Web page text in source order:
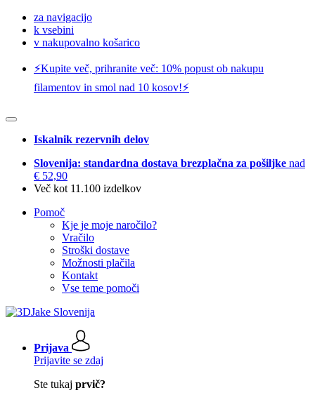
za navigacijo
k vsebini
v nakupovalno košarico
⚡️Kupite več, prihranite več: 10% popust ob nakupu
filamentov in smol nad 10 kosov!⚡️
Iskalnik rezervnih delov
Slovenija: standardna dostava brezplačna za pošiljke nad
€ 52,90
Več kot 11.100 izdelkov
Pomoč
Kje je moje naročilo?
Vračilo
Stroški dostave
Možnosti plačila
Kontakt
Vse teme pomoči
Prijava
Prijavite se zdaj
Ste tukaj prvič?